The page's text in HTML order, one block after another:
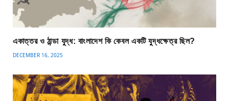
একাত্তর ও ঠান্ডা যুদ্ধ: বাংলাদেশ কি কেবল একটি যুদ্ধক্ষেত্র ছিল?
DECEMBER 16, 2025